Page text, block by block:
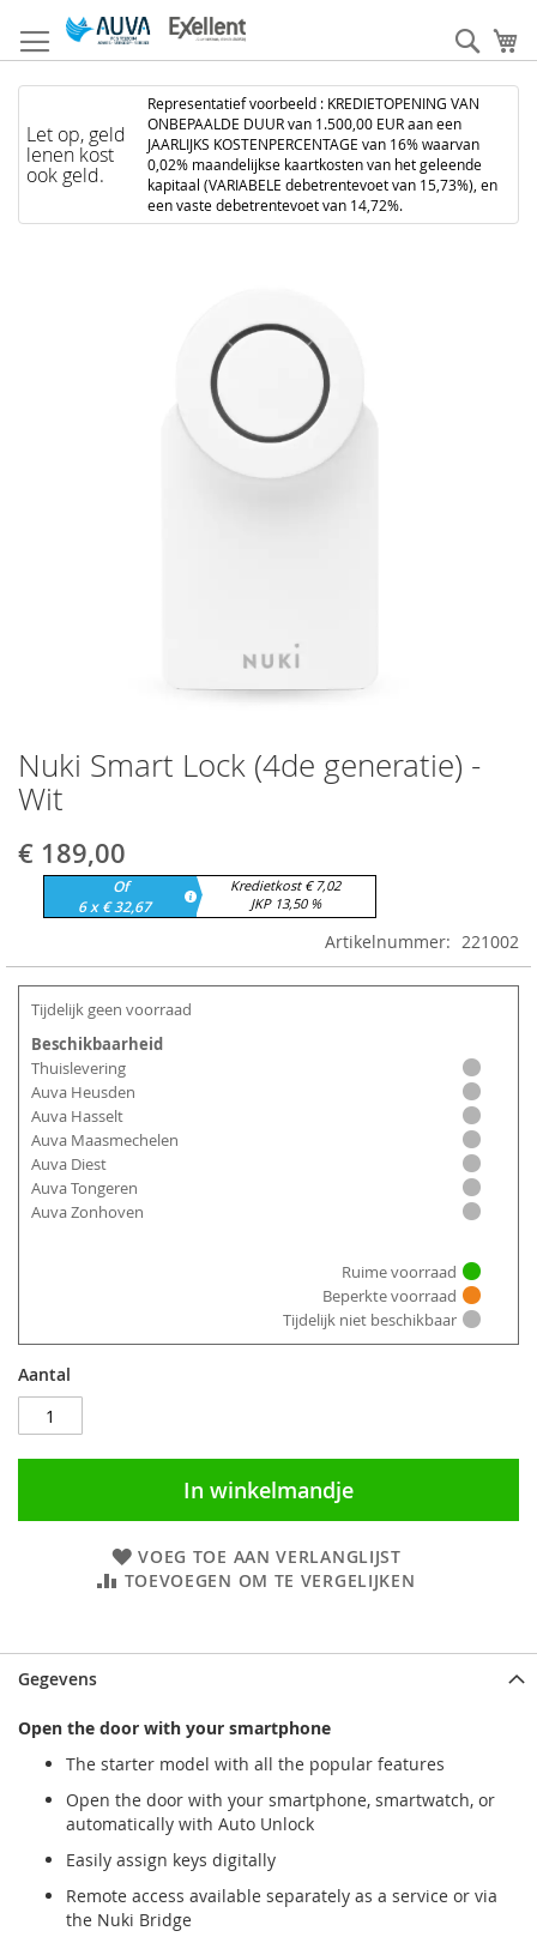
naar
de
inhoud
Let op, geld
lenen kost
ook geld.
Representatief voorbeeld : KREDIETOPENING VAN
ONBEPAALDE DUUR van 1.500,00 EUR aan een
JAARLIJKS KOSTENPERCENTAGE van 16% waarvan
0,02% maandelijkse kaartkosten van het geleende
kapitaal (VARIABELE debetrentevoet van 15,73%), en
een vaste debetrentevoet van 14,72%.
Ga
naar
het
van
afbeeldingen-
Nuki Smart Lock (4de generatie) -
Wit
€ 189,00
Of
6 x € 32,67
Kredietkost € 7,02
JKP 13,50 %
Artikelnummer 221002
Tijdelijk geen voorraad
Beschikbaarheid
Ruime voorraad
Beperkte voorraad
Tijdelijk niet beschikbaar
Thuislevering
Auva Heusden
Auva Hasselt
Auva Maasmechelen
Auva Diest
Auva Tongeren
Auva Zonhoven
Aantal
In winkelmandje
VOEG TOE AAN VERLANGLIJST
TOEVOEGEN OM TE VERGELIJKEN
Gegevens
Open the door with your smartphone
The starter model with all the popular features
Open the door with your smartphone, smartwatch, or
automatically with Auto Unlock
Easily assign keys digitally
Remote access available separately as a service or via
the Nuki Bridge